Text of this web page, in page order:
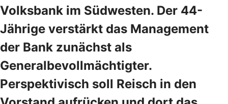
Volksbank im Südwesten. Der 44-
Jährige verstärkt das Management
der Bank zunächst als
Generalbevollmächtigter.
Perspektivisch soll Reisch in den